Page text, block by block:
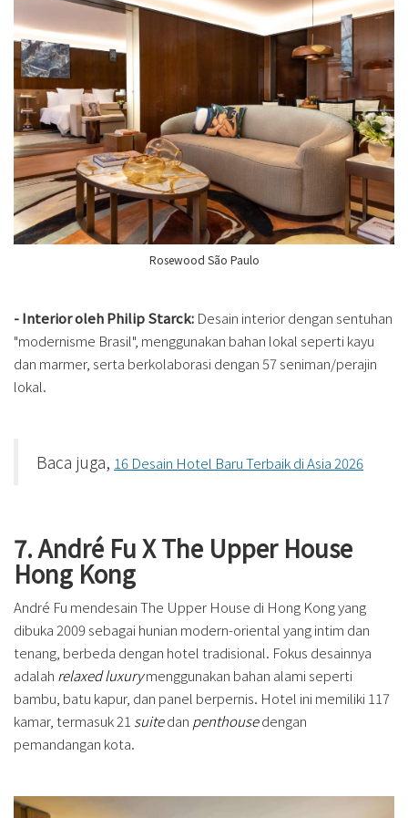
Rosewood São Paulo
- Interior oleh Philip Starck: Desain interior dengan sentuhan
"modernisme Brasil", menggunakan bahan lokal seperti kayu
dan marmer, serta berkolaborasi dengan 57 seniman/perajin
lokal.
Baca juga, 16 Desain Hotel Baru Terbaik di Asia 2026
7. André Fu X The Upper House
Hong Kong
André Fu mendesain The Upper House di Hong Kong yang
dibuka 2009 sebagai hunian modern-oriental yang intim dan
tenang, berbeda dengan hotel tradisional. Fokus desainnya
adalah relaxed luxurymenggunakan bahan alami seperti
bambu, batu kapur, dan panel berpernis. Hotel ini memiliki 117
kamar, termasuk 21 suitedan penthousedengan
pemandangan kota.